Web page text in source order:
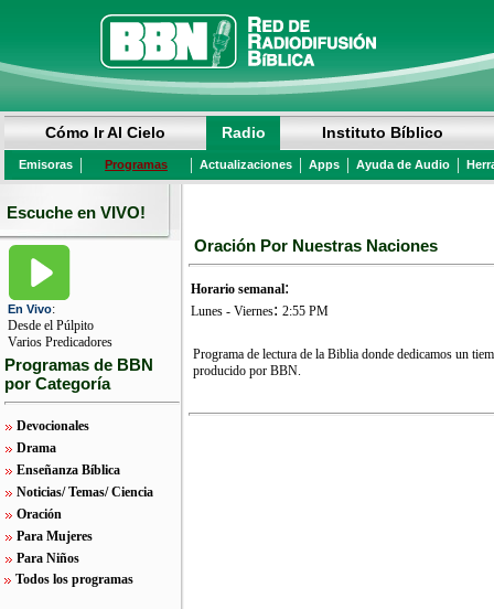
Cómo Ir Al Cielo Radio Instituto Bíblico
Emisoras | Programas | Actualizaciones | Apps | Ayuda de Audio |
Escuche en VIVO!
En Vivo:
Desde el Púlpito
Varios Predicadores
Programas de BBN
por Categoría
Devocionales
Drama
Enseñanza Bíblica
Noticias/ Temas/ Ciencia
Oración
Para Mujeres
Para Niños
Todos los programas
Oración Por Nuestras Naciones
Horario semanal:
Lunes - Viernes: 2:55 PM
Programa de lectura de la Biblia donde dedicamos un
producido por BBN.